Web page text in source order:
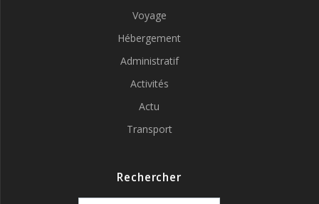
Voyage
Hébergement
Administratif
Activités
Actu
Transport
Rechercher